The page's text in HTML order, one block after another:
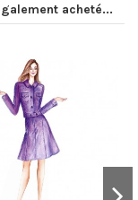
acheté...